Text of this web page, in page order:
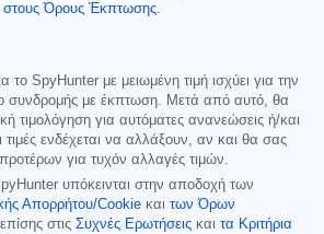
στους Όρους Έκπτωσης.
SpyHunter με μειωμένη τιμή ισχύει για την
συνδρομής με έκπτωση. Μετά από αυτό, θα
τιμολόγηση για αυτόματες ανανεώσεις ή/και
τιμές ενδέχεται να αλλάξουν, αν και θα σας
για τυχόν αλλαγές τιμών.
υπόκεινται στην αποδοχή των
Απορρήτου/Cookie και των Όρων
στις Συχνές Ερωτήσεις και τα Κριτήρια